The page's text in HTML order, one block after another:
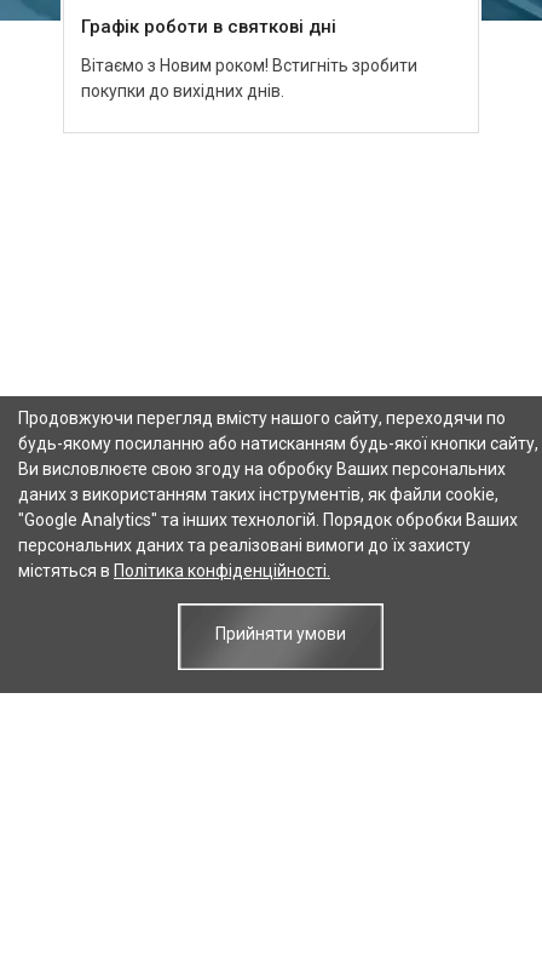
Продовжуючи перегляд вмісту нашого сайту, переходячи по
будь-якому посиланню або натисканням будь-якої кнопки сайту,
Ви висловлюєте свою згоду на обробку Ваших персональних
даних з використанням таких інструментів, як файли cookie,
"Google Analytics" та інших технологій. Порядок обробки Ваших
персональних даних та реалізовані вимоги до їх захисту
містяться в Політика конфіденційності.
Прийняти умови
Графік роботи в святкові дні
Вітаємо з Новим роком! Встигніть зробити
покупки до вихідних днів.